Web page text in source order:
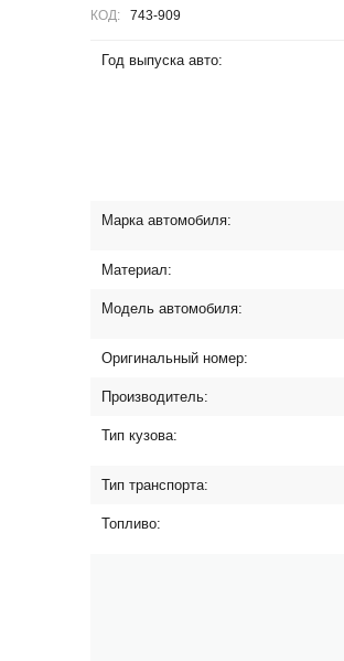
КОД: 743-909
Год выпуска авто:
Марка автомобиля:
Материал:
Модель автомобиля:
Оригинальный номер:
Производитель:
Тип кузова:
Тип транспорта:
Топливо: